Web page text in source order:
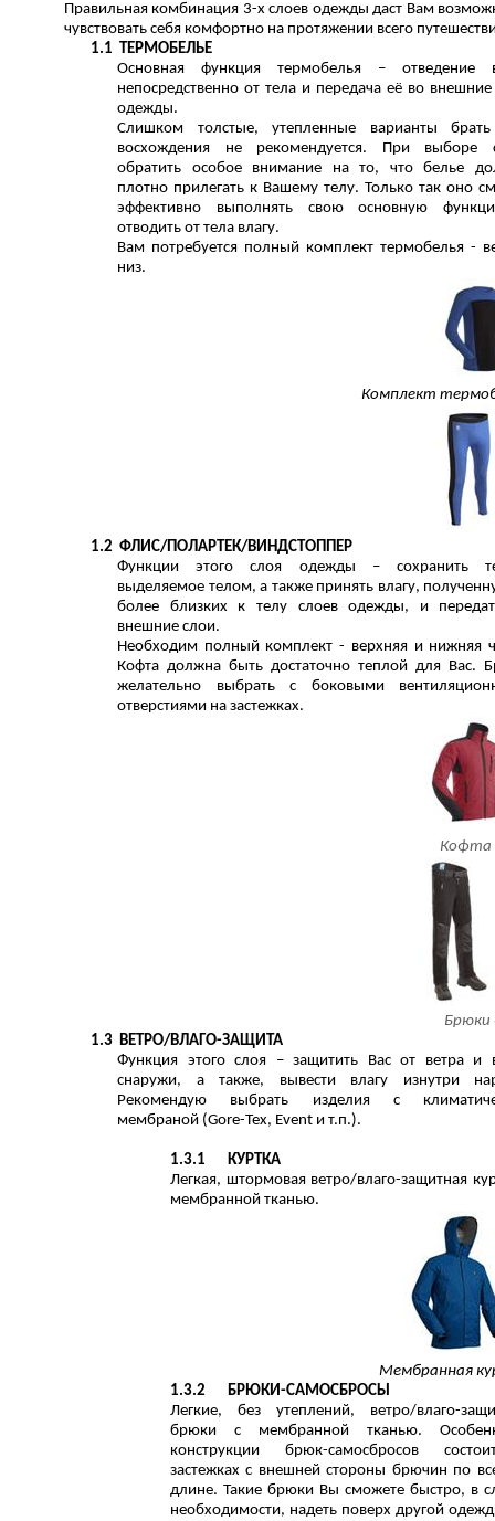
Правильная комбинация 3-х слоев одежды даст Вам
чувствовать себя комфортно на протяжении всего
1.1 ТЕРМОБЕЛЬЕ
Основная функция термобелья – отведение
непосредственно от тела и передача её во
одежды.
Слишком толстые, утепленные варианты
восхождения не рекомендуется. При выборе
обратить особое внимание на то, что белье
плотно прилегать к Вашему телу. Только так оно
эффективно выполнять свою основную
отводить от тела влагу.
Вам потребуется полный комплект термобелья -
низ.
Комплект
1.2 ФЛИС/ПОЛАРТЕК/ВИНДСТОППЕР
Функции этого слоя одежды – сохранить
выделяемое телом, а также принять влагу,
более близких к телу слоев одежды, и
внешние слои.
Необходим полный комплект - верхняя и нижняя
Кофта должна быть достаточно теплой для Вас.
желательно выбрать с боковыми
отверстиями на застежках.
Кофта
Брюки
1.3 ВЕТРО/ВЛАГО-ЗАЩИТА
Функция этого слоя – защитить Вас от ветра и
снаружи, а также, вывести влагу изнутри
Рекомендую выбрать изделия с
мембраной (Gore-Tex, Event и т.п.).
1.3.1
КУРТКА
Легкая, штормовая ветро/влаго-защитная
мембранной тканью.
Мембранная
1.3.2
БРЮКИ-САМОСБРОСЫ
Легкие, без утеплений, ветро/влаго-
брюки с мембранной тканью.
конструкции брюк-самосбросов
застежках с внешней стороны брючин по
длине. Такие брюки Вы сможете быстро, в
необходимости, надеть поверх другой